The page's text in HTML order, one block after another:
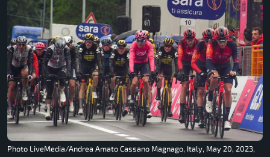
Photo LiveMedia/Andrea Amato Cassano Magnago, Italy, May 20, 2023,